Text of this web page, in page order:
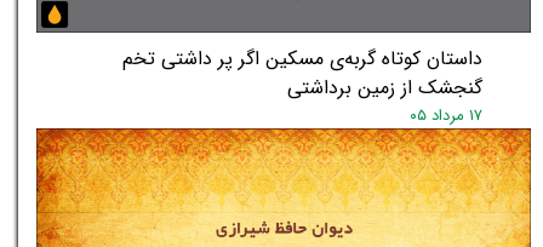
داستان کوتاه گربه‌ی مسکین اگر پر داشتی تخم
گنجشک از زمین برداشتی
۱۷ مرداد ۰۵